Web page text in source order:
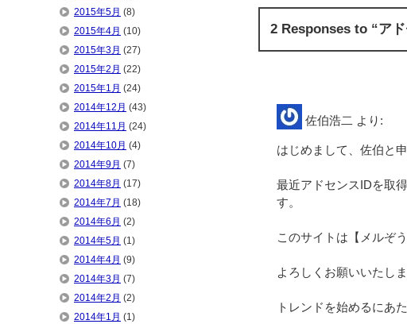
2 Responses to “ア
佐伯浩二 より:
はじめまして、佐伯と申
最近アドセンスIDを取
す。
このサイトは【メルぞ
よろしくお願いいたしま
トレンドを始めるにあ
2015年5月 (8)
2015年4月 (10)
2015年3月 (27)
2015年2月 (22)
2015年1月 (24)
2014年12月 (43)
2014年11月 (24)
2014年10月 (4)
2014年9月 (7)
2014年8月 (17)
2014年7月 (18)
2014年6月 (2)
2014年5月 (1)
2014年4月 (9)
2014年3月 (7)
2014年2月 (2)
2014年1月 (1)